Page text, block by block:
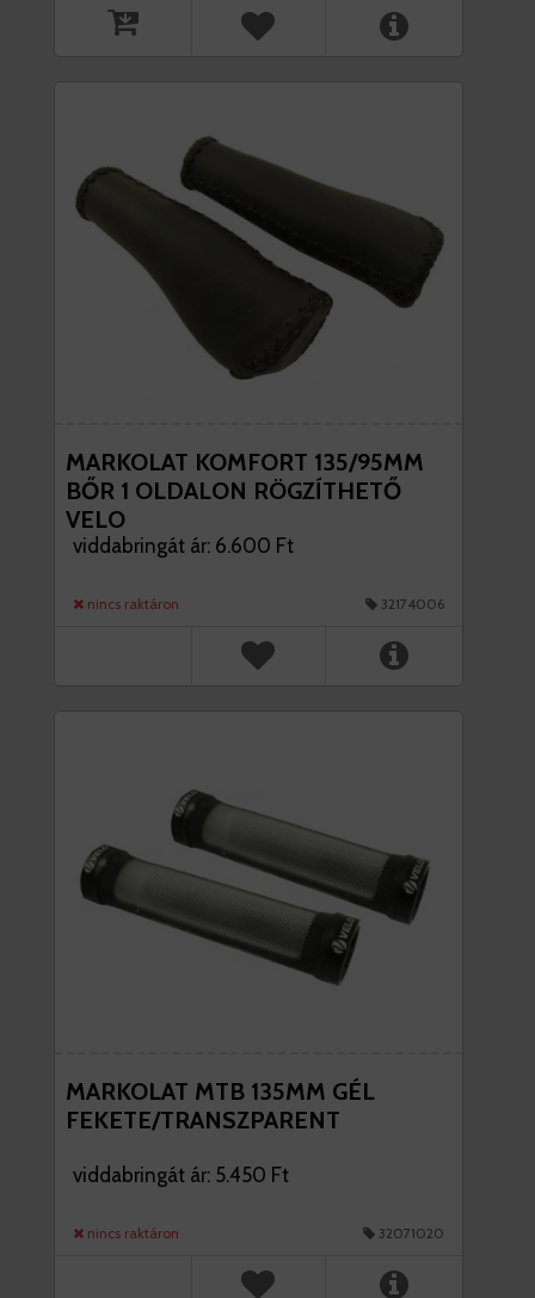
MARKOLAT KOMFORT 135/95MM
BŐR 1 OLDALON RÖGZÍTHETŐ
VELO
viddabringát ár: 6.600 Ft
nincs raktáron 32174006
MARKOLAT MTB 135MM GÉL
FEKETE/TRANSZPARENT
viddabringát ár: 5.450 Ft
nincs raktáron 32071020